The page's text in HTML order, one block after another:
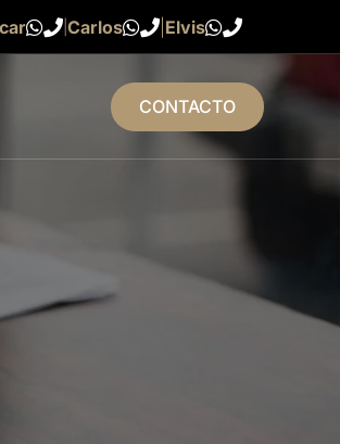
Carlos Elvis
CONTACTO